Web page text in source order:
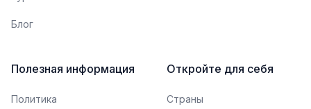
Блог
Полезная информация
Политика
Откройте для себя
Страны